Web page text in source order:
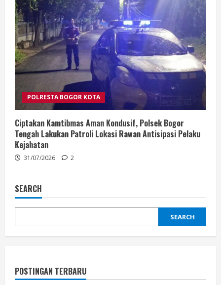
POLRESTA BOGOR KOTA
Ciptakan Kamtibmas Aman Kondusif, Polsek Bogor
Tengah Lakukan Patroli Lokasi Rawan Antisipasi Pelaku
Kejahatan
31/07/2026 2
SEARCH
SEARCH
POSTINGAN TERBARU